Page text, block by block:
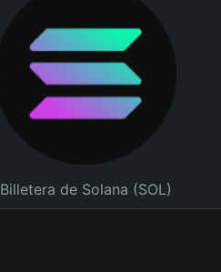
Billetera de Solana (SOL)